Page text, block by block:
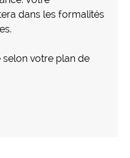
dans les formalités
selon votre plan de